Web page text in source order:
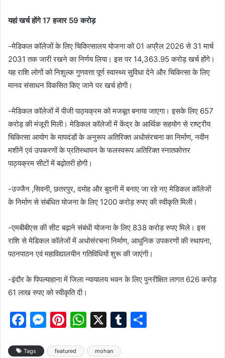
यहां खर्च होंगे 17 हजार 59 करोड़
-मेडिकल कॉलेजों के लिए चिकित्सालय योजना को 01 अप्रैल 2026 से 31 मार्च
2031 तक जारी रखने का निर्णय लिया। इस पर 14,363.95 करोड़ खर्च होंगे।
यह राशि लोगों को निशुल्क गुणवत्ता पूर्ण स्वास्थ्य सुविधा देने और चिकित्सा के लिए
मानव संसाधन विकसित किए जाने पर खर्च होगी।
-मेडिकल कॉलेजों में पीजी पाठ्यक्रम को मजबूत बनाया जाएगा। इसके लिए 657
करोड़ की मंजूरी मिली। मेडिकल कॉलेजों में केंद्र के आर्थिक सहयोग से राष्ट्रीय
चिकित्सा आयोग के मापदंडों के अनुरूप अतिरिक्त अधोसंरचना का निर्माण, नवीन
मशीनें एवं उपकरणों के प्रतिस्थापन के फलस्वरूप अतिरिक्त स्नातकोत्तर
पाठ्यक्रम सीटों में बढ़ोतरी होगी।
-उज्जैन ,सिवनी, छतरपुर, दमोह और बुदनी में बनाए जा रहे नए मेडिकल कॉलेजों
के निर्माण से संबंधित योजना के लिए 1200 करोड़ रुपए की स्वीकृति मिली।
-एमबीबीएस की सीट बढ़ाने संबंधी योजना के लिए 838 करोड़ रुपए मिले। इस
राशि से मेडिकल कॉलेजों में अधोसंरचना निर्माण, आधुनिक उपकरणों की स्थापना,
पठनपाठन एवं महाविद्यालयीन गतिविधियों शुरू की जाएंगी।
-इंदौर के पिपल्याहाना में जिला न्यायालय भवन के लिए पुनरीक्षित लागत 626 करोड़
61 लाख रुपए को स्वीकृति दी।
F
c
M
s
Pi
er
W
at
X
T
Tags featured mohan